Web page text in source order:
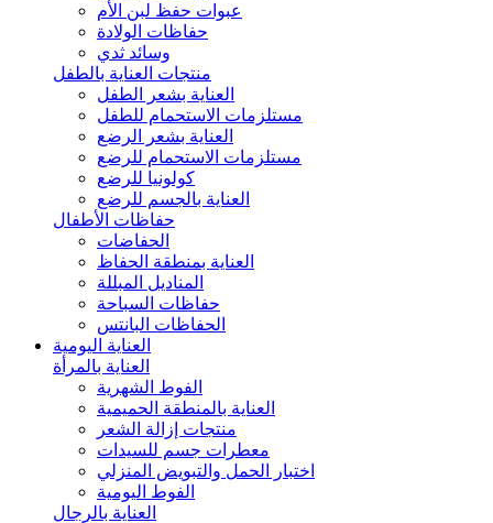
عبوات حفظ لبن الأم
حفاظات الولادة
وسائد ثدي
منتجات العناية بالطفل
العناية بشعر الطفل
مستلزمات الاستحمام للطفل
العناية بشعر الرضع
مستلزمات الاستحمام للرضع
كولونيا للرضع
العناية بالجسم للرضع
حفاظات الأطفال
الحفاضات
العناية بمنطقة الحفاظ
المناديل المبللة
حفاظات السباحة
الحفاظات البانتس
العناية اليومية
العناية بالمرأة
الفوط الشهرية
العناية بالمنطقة الحميمية
منتجات إزالة الشعر
معطرات جسم للسيدات
اختبار الحمل والتبويض المنزلي
الفوط اليومية
العناية بالرجال